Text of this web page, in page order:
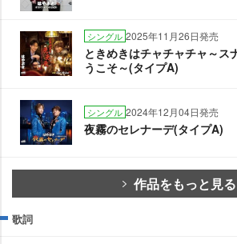
シングル 2025年11月26日発売
ときめきはチャチャチャ～ス
うこそ～(タイプA)
シングル 2024年12月04日発売
夜霧のセレナーデ(タイプA)
作品をもっと見る
歌詞